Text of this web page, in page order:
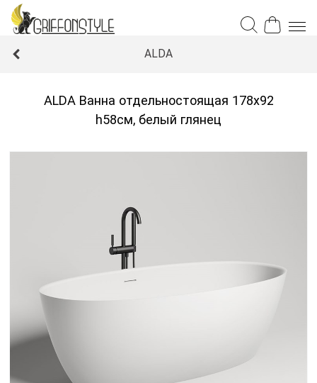
ALDA
ALDA Ванна отдельностоящая 178х92
h58см, белый глянец